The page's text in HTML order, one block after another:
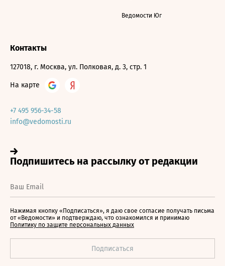
Ведомости Юг
Контакты
127018, г. Москва, ул. Полковая, д. 3, стр. 1
На карте
+7 495 956-34-58
info@vedomosti.ru
Нажимая кнопку «Подписаться», я даю свое согласие получать письма
от «Ведомости» и подтверждаю, что ознакомился и принимаю
Политику по защите персональных данных